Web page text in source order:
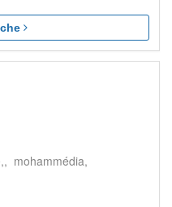
mohammédia